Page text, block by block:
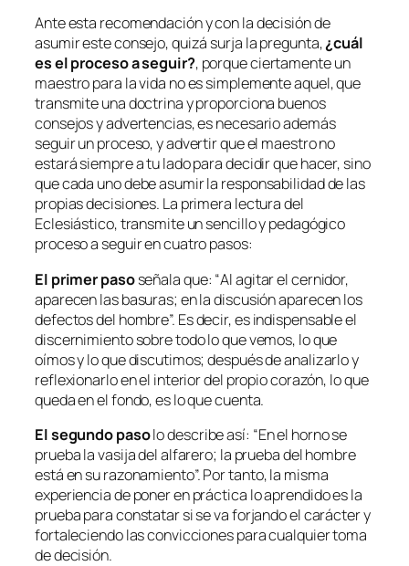
Ante esta recomendación y con la decisión de
asumir este consejo, quizá surja la pregunta,¿cuál
es el proceso a seguir?, porque ciertamente un
maestro para la vida no es simplemente aquel, que
transmite una doctrina y proporciona buenos
consejos y advertencias, es necesario además
seguir un proceso, y advertir que el maestro no
estará siempre a tu lado para decidir que hacer, sino
que cada uno debe asumir la responsabilidad de las
propias decisiones. La primera lectura del
Eclesiástico, transmite un sencillo y pedagógico
proceso a seguir en cuatro pasos:
El primer pasoseñala que: “Al agitar el cernidor,
aparecen las basuras; en la discusión aparecen los
defectos del hombre”. Es decir, es indispensable el
discernimiento sobre todo lo que vemos, lo que
oímos y lo que discutimos; después de analizarlo y
reflexionarlo en el interior del propio corazón, lo que
queda en el fondo, es lo que cuenta.
El segundo pasolo describe así: “En el horno se
prueba la vasija del alfarero; la prueba del hombre
está en su razonamiento”.Por tanto, la misma
experiencia de poner en práctica lo aprendido es la
prueba para constatar si se va forjando el carácter y
fortaleciendo las convicciones para cualquier toma
de decisión.